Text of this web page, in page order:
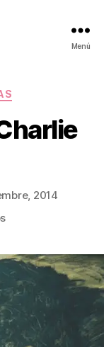
Menú
2014
en
de
Charlie
Parker